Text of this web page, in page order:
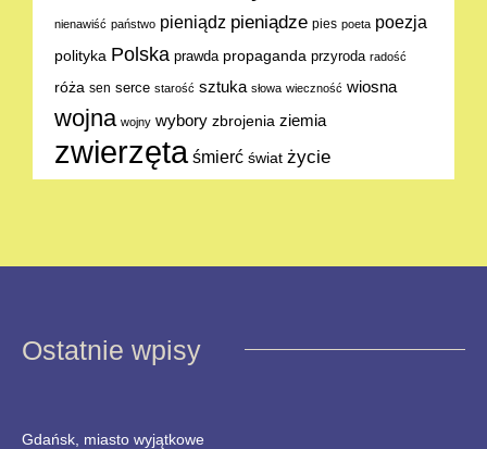
nienawiść państwo pieniądz pieniądze pies poeta poezja
polityka Polska prawda propaganda przyroda radość
róża sen serce starość sztuka słowa wieczność wiosna
wojna wojny wybory zbrojenia ziemia
zwierzęta śmierć świat życie
Ostatnie wpisy
Gdańsk, miasto wyjątkowe